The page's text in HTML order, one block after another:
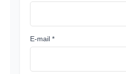
E-mail *